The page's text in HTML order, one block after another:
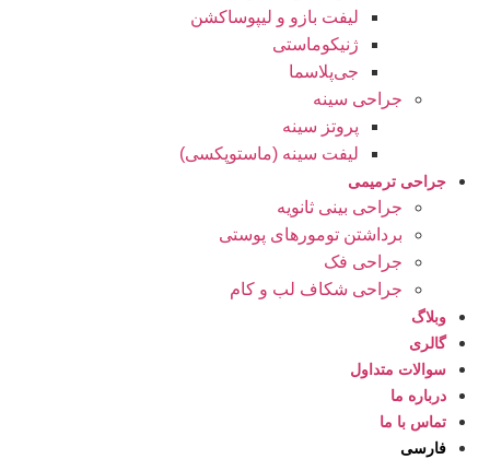
لیفت بازو و لیپوساکشن
ژنیکوماستی
جی‌پلاسما
جراحی سینه
پروتز سینه
لیفت سینه (ماستوپکسی)
جراحی ترمیمی
جراحی بینی ثانویه
برداشتن تومورهای پوستی
جراحی فک
جراحی شکاف لب و کام
وبلاگ
گالری
سوالات متداول
درباره ما
تماس با ما
فارسی